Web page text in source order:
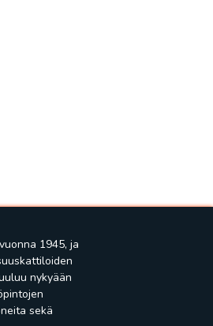
1945, ja
nykyään
sekä